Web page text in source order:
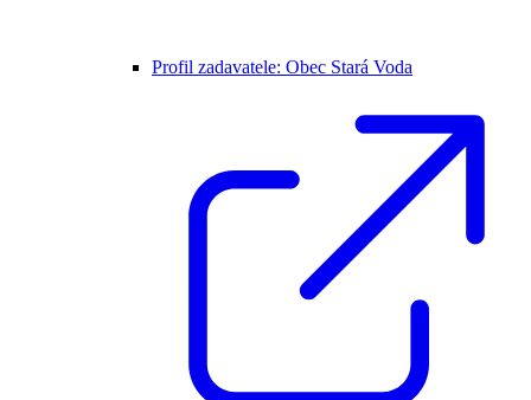
Profil zadavatele: Obec Stará Voda